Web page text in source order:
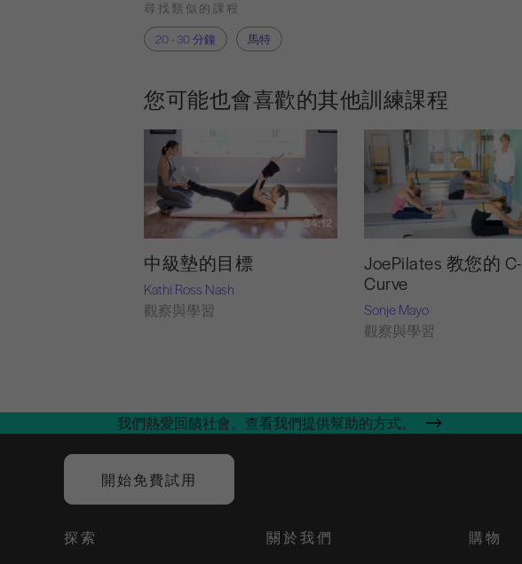
尋找類似的課程
20 - 30 分鐘
馬特
您可能也會喜歡的其他訓練課程
34:12
中級墊的目標
Kathi Ross Nash
觀察與學習
JoePilates 教您的 C-
Curve
Sonje Mayo
觀察與學習
我們熱愛回饋社會。查看我們提供幫助的方式。
開始免費試用
探索 關於我們 購物